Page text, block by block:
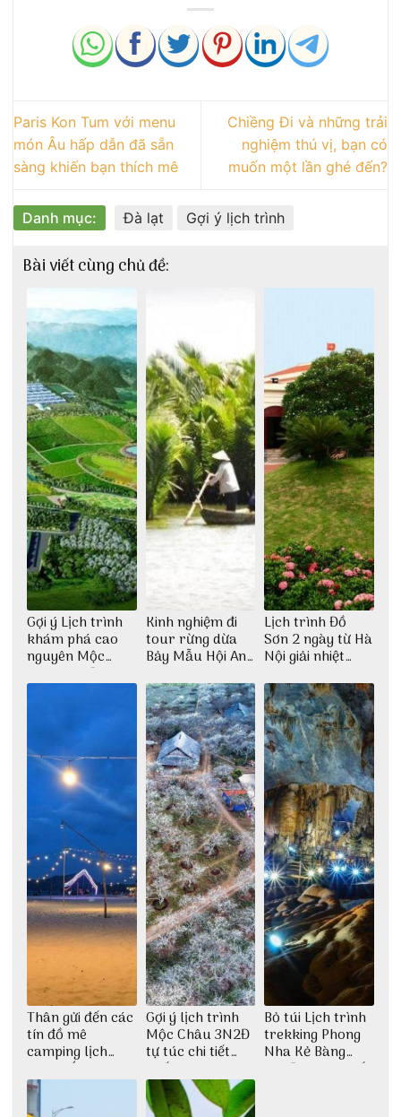
Paris Kon Tum với menu
món Âu hấp dẫn đã sẵn
sàng khiến bạn thích mê
Chiềng Đi và những trải
nghiệm thú vị, bạn có
muốn một lần ghé đến?
Danh mục: Đà lạt Gợi ý lịch trình
Bài viết cùng chủ đề:
Gợi ý Lịch trình
khám phá cao
nguyên Mộc
Châu 2N1Đ cực
chi tiết
Kinh nghiệm đi
tour rừng dừa
Bảy Mẫu Hội An
Lịch trình Đồ
Sơn 2 ngày từ Hà
Nội giải nhiệt
Thân gửi đến các
tín đồ mê
camping lịch
trình cắm trại
Huế tự túc 2N1Đ
chi tiết nhất
Gợi ý lịch trình
Mộc Châu 3N2Đ
tự túc chi tiết
nhất
Bỏ túi Lịch trình
trekking Phong
Nha Kẻ Bàng
3N2Đ cực chi tiết